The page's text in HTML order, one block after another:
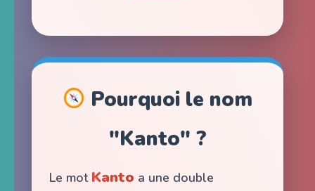
Pourquoi le nom
"Kanto" ?
Le mot Kanto a une double